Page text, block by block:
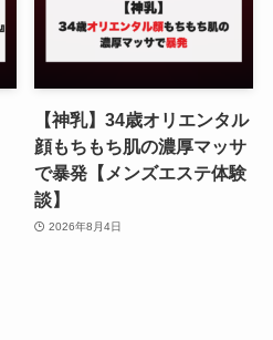
【神乳】34歳オリエンタル
顔もちもち肌の濃厚マッサ
で暴発【メンズエステ体験
談】
2026年8月4日